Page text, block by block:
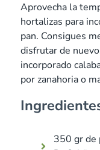
Aprovecha la
hortalizas para
pan. Consigues
disfrutar de
incorporado
por zanahoria o
350 gr de